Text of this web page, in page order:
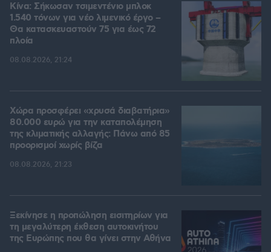
Κίνα: Σήκωσαν τσιμεντένιο μπλοκ
1.540 τόνων για νέο λιμενικό έργο –
Θα κατασκευαστούν 75 για έως 72
πλοία
08.08.2026, 21:24
Χώρα προσφέρει «χρυσά διαβατήρια»
80.000 ευρώ για την καταπολέμηση
της κλιματικής αλλαγής: Πάνω από 85
προορισμοί χωρίς βίζα
08.08.2026, 21:23
Ξεκίνησε η προπώληση εισιτηρίων για
τη μεγαλύτερη έκθεση αυτοκινήτου
της Ευρώπης που θα γίνει στην Αθήνα